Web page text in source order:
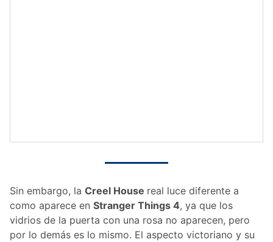
Sin embargo, la Creel House real luce diferente a
como aparece en Stranger Things 4, ya que los
vidrios de la puerta con una rosa no aparecen, pero
por lo demás es lo mismo. El aspecto victoriano y su